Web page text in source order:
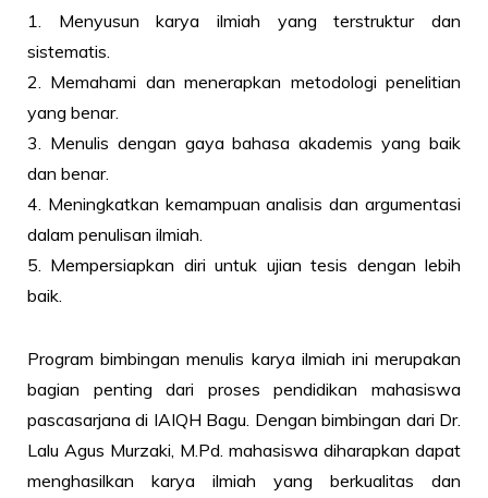
1. Menyusun karya ilmiah yang terstruktur dan
sistematis.
2. Memahami dan menerapkan metodologi penelitian
yang benar.
3. Menulis dengan gaya bahasa akademis yang baik
dan benar.
4. Meningkatkan kemampuan analisis dan argumentasi
dalam penulisan ilmiah.
5. Mempersiapkan diri untuk ujian tesis dengan lebih
baik.
Program bimbingan menulis karya ilmiah ini merupakan
bagian penting dari proses pendidikan mahasiswa
pascasarjana di IAIQH Bagu. Dengan bimbingan dari Dr.
Lalu Agus Murzaki, M.Pd. mahasiswa diharapkan dapat
menghasilkan karya ilmiah yang berkualitas dan